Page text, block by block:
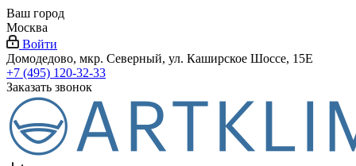
Ваш город
Москва
Войти
Домодедово, мкр. Северный, ул. Каширское Шоссе, 15Е
+7 (495) 120-32-33
Заказать звонок